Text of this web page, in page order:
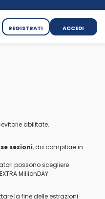
REGISTRATI ACCEDI
abilitate.
sezioni, da compilare in
possono scegliere
MillionDAY.
la fine delle estrazioni